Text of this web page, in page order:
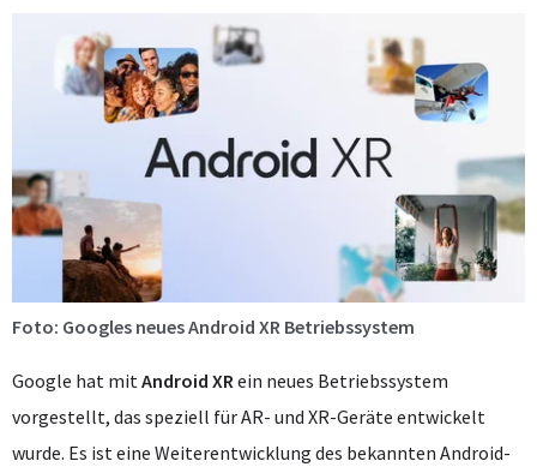
Foto: Googles neues Android XR Betriebssystem
Google hat mitAndroid XRein neues Betriebssystem
vorgestellt, das speziell für AR- und XR-Geräte entwickelt
wurde. Es ist eine Weiterentwicklung des bekannten Android-